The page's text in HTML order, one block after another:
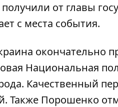
от главы
с места события.
окончательно
Национальная
Качественный
Также Порошенко